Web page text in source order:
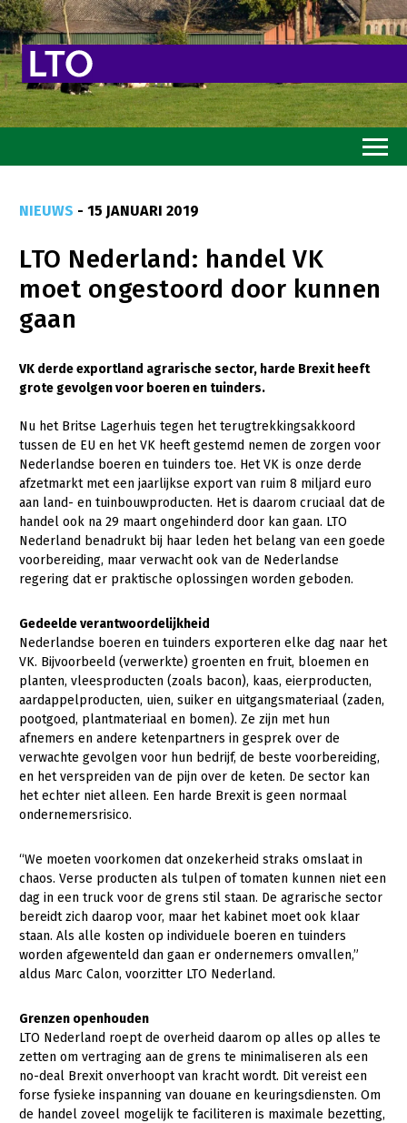
Goed eten
Mooi groen
Sterk ondernemerschap
Transitiepaden
Gezonde planten
Gezonde dieren
Natuur, klimaat en energie
Bodem en water
Platteland en omgeving
Internationaal
Sectoren
Dier
Biologische Landbouw
Geitenhouderij
Kalverhouderij
Melkveehouderij
Paardenhouderij
Pluimveehouderij
Schapenhouderij
Vleesveehouderij
Plant
Akkerbouw
Biologische Landbouw
Bomen, vaste planten en zomerbloemen
Fruitteelt
Glastuinbouw
Paddenstoelen
Multifunctionele landbouw
Multifunctioneel
Onderwerpen
Nieuws
Nieuwsabonnement
Webinars
Over LTO
Mensen
Bestuur en Directie
Medewerkers
Jaarverslag 2023
Vacatures
NIEUWS - 15 JANUARI 2019
LTO Nederland: handel VK
moet ongestoord door kunnen
gaan
VK derde exportland agrarische sector, harde Brexit heeft
grote gevolgen voor boeren en tuinders.
Nu het Britse Lagerhuis tegen het terugtrekkingsakkoord
tussen de EU en het VK heeft gestemd nemen de zorgen voor
Nederlandse boeren en tuinders toe. Het VK is onze derde
afzetmarkt met een jaarlijkse export van ruim 8 miljard euro
aan land- en tuinbouwproducten. Het is daarom cruciaal dat de
handel ook na 29 maart ongehinderd door kan gaan. LTO
Nederland benadrukt bij haar leden het belang van een goede
voorbereiding, maar verwacht ook van de Nederlandse
regering dat er praktische oplossingen worden geboden.
Gedeelde verantwoordelijkheid
Nederlandse boeren en tuinders exporteren elke dag naar het
VK. Bijvoorbeeld (verwerkte) groenten en fruit, bloemen en
planten, vleesproducten (zoals bacon), kaas, eierproducten,
aardappelproducten, uien, suiker en uitgangsmateriaal (zaden,
pootgoed, plantmateriaal en bomen). Ze zijn met hun
afnemers en andere ketenpartners in gesprek over de
verwachte gevolgen voor hun bedrijf, de beste voorbereiding,
en het verspreiden van de pijn over de keten. De sector kan
het echter niet alleen. Een harde Brexit is geen normaal
ondernemersrisico.
“We moeten voorkomen dat onzekerheid straks omslaat in
chaos. Verse producten als tulpen of tomaten kunnen niet een
dag in een truck voor de grens stil staan. De agrarische sector
bereidt zich daarop voor, maar het kabinet moet ook klaar
staan. Als alle kosten op individuele boeren en tuinders
worden afgewenteld dan gaan er ondernemers omvallen,”
aldus Marc Calon, voorzitter LTO Nederland.
Grenzen openhouden
LTO Nederland roept de overheid daarom op alles op alles te
zetten om vertraging aan de grens te minimaliseren als een
no-deal Brexit onverhoopt van kracht wordt. Dit vereist een
forse fysieke inspanning van douane en keuringsdiensten. Om
de handel zoveel mogelijk te faciliteren is maximale bezetting,